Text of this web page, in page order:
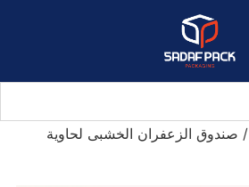
/ صندوق الزعفران الخشبی لحاوية